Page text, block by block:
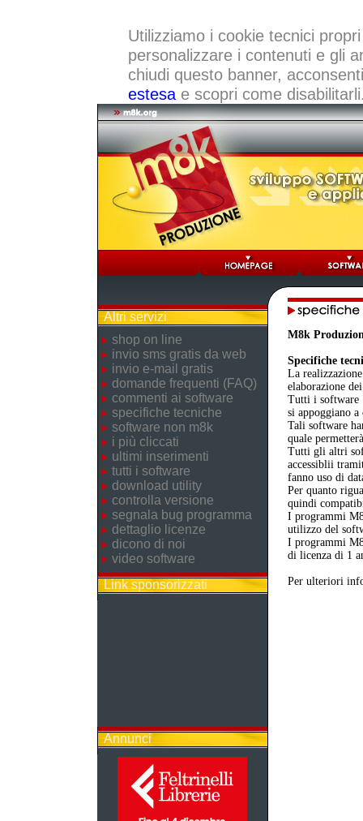
Utilizziamo i cookie tecnici
personalizzare i contenuti e gli
chiudi questo banner,
estesae scopri come
Altri servizi
shop on line
invio sms gratis da web
invio e-mail gratis
domande frequenti (FAQ)
commenti ai software
specifiche tecniche
software non m8k
i più cliccati
ultimi inserimenti
tutti i software
download utility
controlla versione
segnala bug programma
dettaglio licenze
dicono di noi
video software
Link sponsorizzati
Annunci
M8k
Specifiche
La
elaborazione
Tutti i software
si appoggiano a
Tali software
quale
Tutti gli altri
accessiblii
fanno uso di
Per quanto
quindi
I programmi
utilizzo del
I programmi
di licenza di 1
Per ulteriori